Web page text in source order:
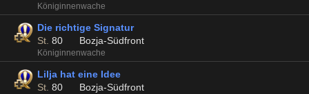
Königinnenwache
Die richtige Signatur
St. 80 Bozja-Südfront
Königinnenwache
Lilja hat eine Idee
St. 80 Bozja-Südfront